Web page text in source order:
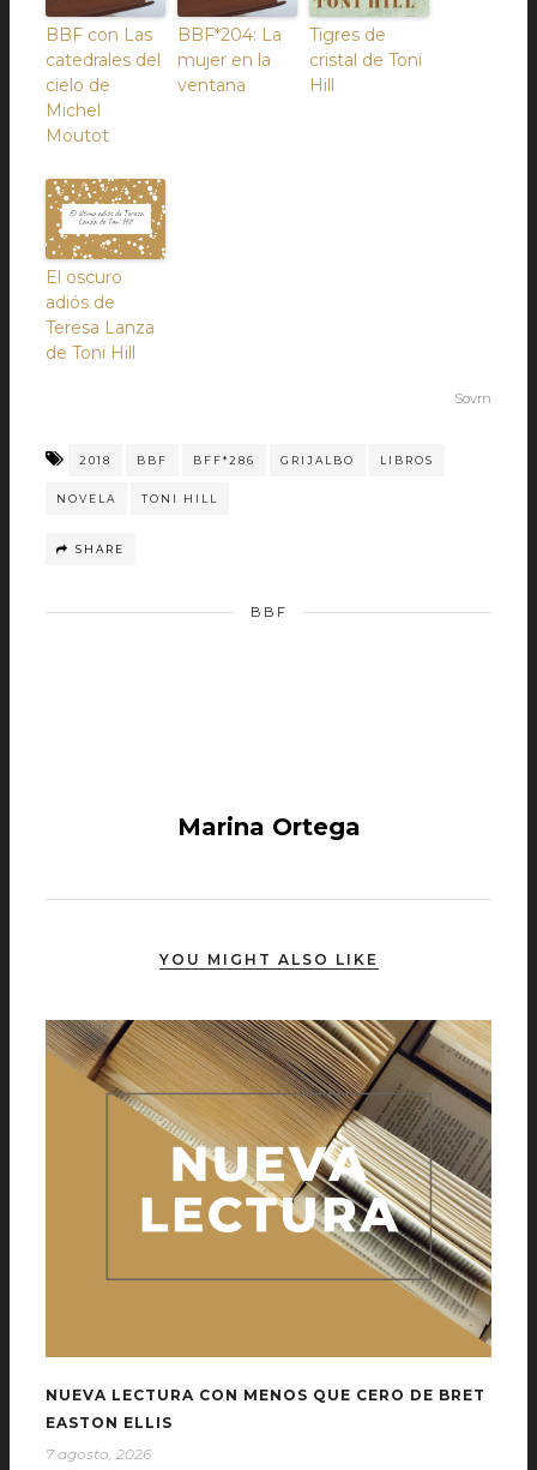
BBF con Las
catedrales del
cielo de
Michel
Moutot
BBF*204: La
mujer en la
ventana
Tigres de
cristal de Toni
Hill
El oscuro
adiós de
Teresa Lanza
de Toni Hill
Sovrn
2018 BBF BFF*286 GRIJALBO LIBROS
NOVELA TONI HILL
SHARE
BBF
Marina Ortega
YOU MIGHT ALSO LIKE
NUEVA LECTURA CON MENOS QUE CERO DE BRET
EASTON ELLIS
7 agosto, 2026